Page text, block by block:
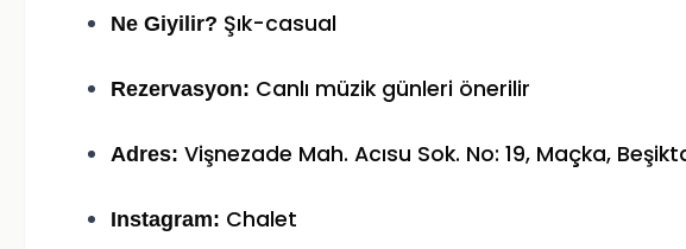
Ne Giyilir? Şık-casual
Rezervasyon: Canlı müzik günleri önerilir
Adres: Vişnezade Mah. Acısu Sok. No: 19, Maçka,
Instagram: Chalet